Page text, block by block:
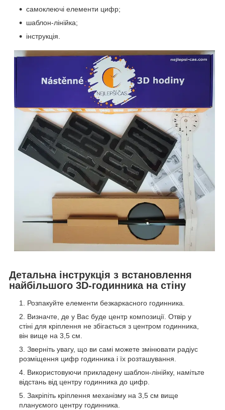
самоклеючі елементи цифр;
шаблон-лінійка;
інструкція.
Детальна інструкція з встановлення
найбільшого 3D-годинника на стіну
Розпакуйте елементи безкаркасного годинника.
Визначте, де у Вас буде центр композиції. Отвір у
стіні для кріплення не збігається з центром годинника,
він вище на 3,5 см.
Зверніть увагу, що ви самі можете змінювати радіус
розміщення цифр годинника і їх розташування.
Використовуючи прикладену шаблон-лінійку, намітьте
відстань від центру годинника до цифр.
Закріпіть кріплення механізму на 3,5 см вище
плануємого центру годинника.